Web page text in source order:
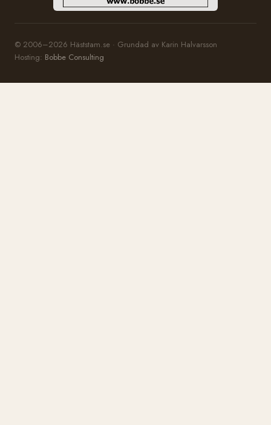
© 2006–2026 Häststam.se · Grundad av Karin Halvarsson
Hosting: Bobbe Consulting